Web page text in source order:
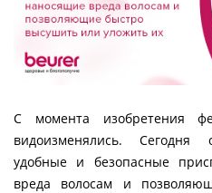
С момента изобретения
видоизменялись.
удобные и безопасные
вреда волосам и